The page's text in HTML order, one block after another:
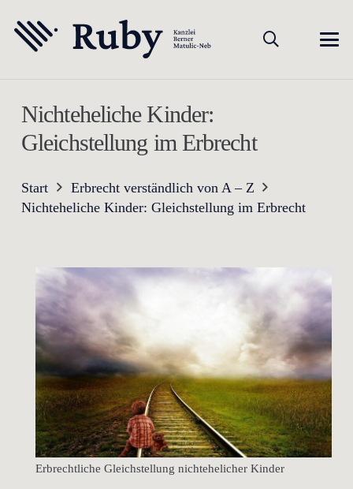
Nichteheliche Kinder:
Gleichstellung im Erbrecht
Start
Erbrecht verständlich von A – Z
Nichteheliche Kinder: Gleichstellung im Erbrecht
Erbrechtliche Gleichstellung nichtehelicher Kinder